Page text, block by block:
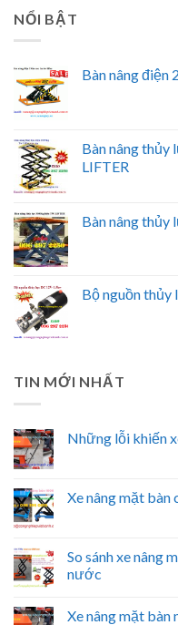
NỔI BẬT
Bàn nâng
Bàn nâng thủy
LIFTER
Bàn nâng thủy
Bộ nguồn
TIN MỚI NHẤT
Những lỗi khiến
Xe nâng mặt bàn
So sánh xe nâng
nước
Xe nâng mặt bàn